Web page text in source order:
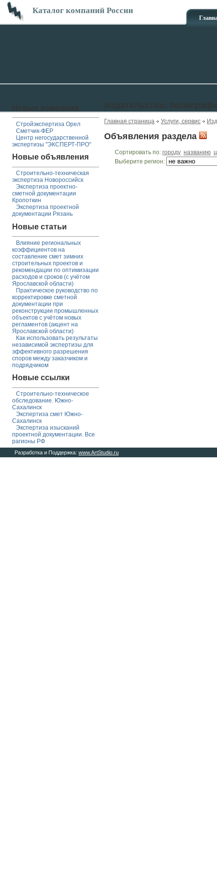
Каталог компаний России
Стройэкспертиза Орел
Сметчик-ФЕР
Центр негосударственной
экспертизы "ЭКСПЕРТ-ПРО"
Новые объявления
Строительно-техническая
экспертиза Новороссийск
Экспертиза проектно-
сметной документации
Кропоткин
Экспертиза проектной
документации Рязань
Новые статьи
Влияние региональных
коэффициентов на
составление смет зимних
строительных проектов и
рекомендации по оптимизации
расходов и сроков (с учётом
Ярославской области)
Практическое руководство по
корректировке сметной
документации при
реконструкции промышленных
объектов с учётом новых
регламентов (акцент на
Ярославской области)
Как использовать результаты
независимой экспертизы для
эффективного разрешения
споров между заказчиком и
подрядчиком
Новые ссылки
Строительно-техническое
обследование. Южно-
Сахалинск
Экспертиза смет Южно-
Сахалинск
Экспертиза изысканий
проектной документации. Все
рагионы РФ
Главная страница Услуги, сервис
Объявления раздела
Сортировать по: городу названию
Выберите регион:
Разработка и Поддержка: www.ArtStudio.ru